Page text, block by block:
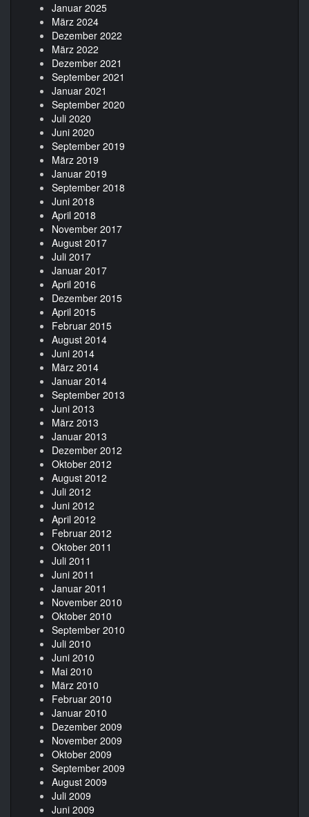
Januar 2025
März 2024
Dezember 2022
März 2022
Dezember 2021
September 2021
Januar 2021
September 2020
Juli 2020
Juni 2020
September 2019
März 2019
Januar 2019
September 2018
Juni 2018
April 2018
November 2017
August 2017
Juli 2017
Januar 2017
April 2016
Dezember 2015
April 2015
Februar 2015
August 2014
Juni 2014
März 2014
Januar 2014
September 2013
Juni 2013
März 2013
Januar 2013
Dezember 2012
Oktober 2012
August 2012
Juli 2012
Juni 2012
April 2012
Februar 2012
Oktober 2011
Juli 2011
Juni 2011
Januar 2011
November 2010
Oktober 2010
September 2010
Juli 2010
Juni 2010
Mai 2010
März 2010
Februar 2010
Januar 2010
Dezember 2009
November 2009
Oktober 2009
September 2009
August 2009
Juli 2009
Juni 2009